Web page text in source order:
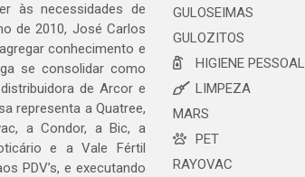
às necessidades de
de 2010, José Carlos
conhecimento e
se consolidar como
de Arcor e
representa a Quatree,
a Condor, a Bic, a
e a Vale Fértil
PDV’s, e executando
GULOSEIMAS
GULOZITOS
HIGIENE PESSOAL
LIMPEZA
MARS
PET
RAYOVAC